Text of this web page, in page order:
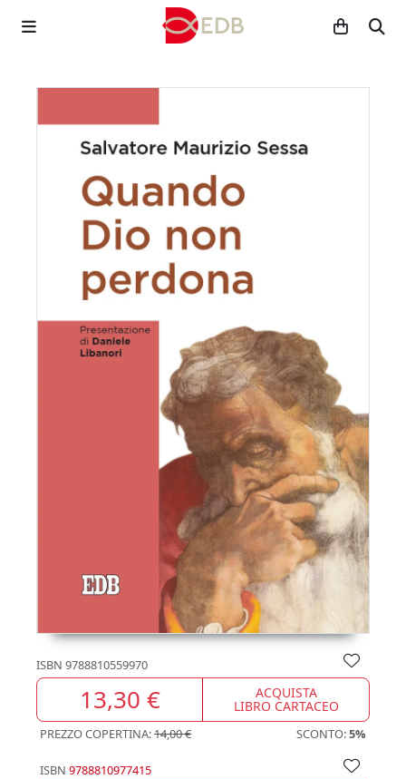
ISBN 9788810559970
13,30 € ACQUISTA
LIBRO CARTACEO
PREZZO COPERTINA:14,00 € SCONTO:5%
ISBN 9788810977415